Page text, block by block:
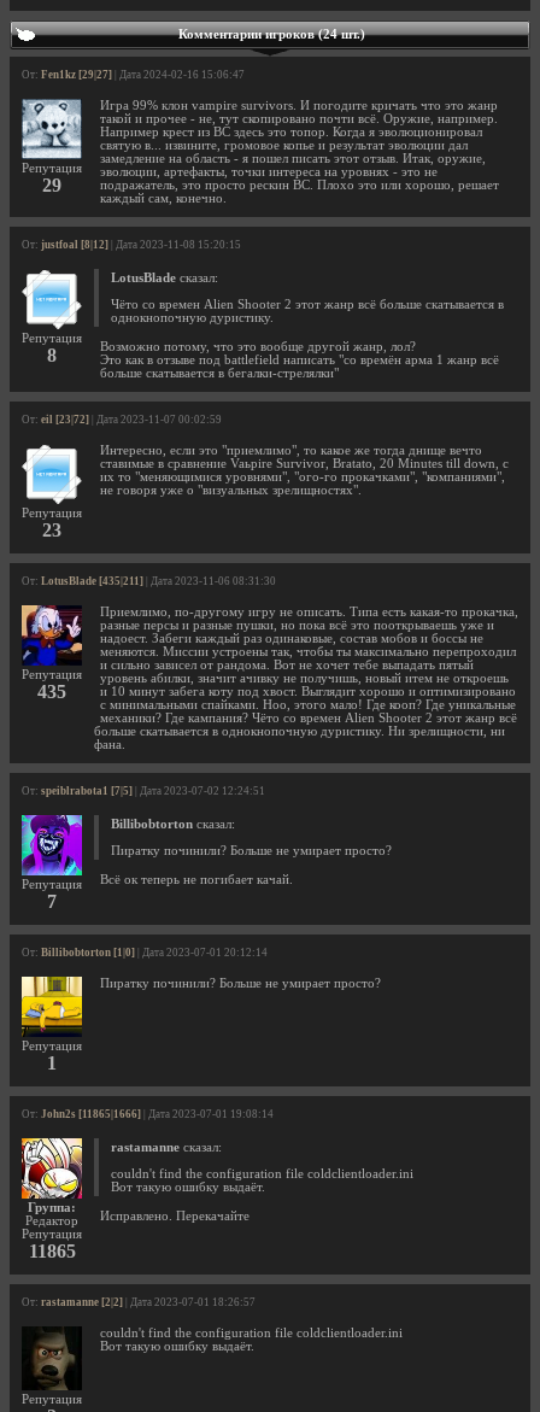
Комментарии игроков (24 шт.)
От: Fen1kz [29|27] | Дата 2024-02-16 15:06:47
Репутация
29
Игра 99% клон vampire survivors. И погодите кричать что это жанр
такой и прочее - не, тут скопировано почти всё. Оружие, например.
Например крест из ВС здесь это топор. Когда я эволюционировал
святую в... извините, громовое копье и результат эволюции дал
замедление на область - я пошел писать этот отзыв. Итак, оружие,
эволюции, артефакты, точки интереса на уровнях - это не
подражатель, это просто рескин ВС. Плохо это или хорошо, решает
каждый сам, конечно.
От: justfoal [8|12] | Дата 2023-11-08 15:20:15
Репутация
8
LotusBlade сказал:
Чёто со времен Alien Shooter 2 этот жанр всё больше скатывается в
однокнопочную дуристику.
Возможно потому, что это вообще другой жанр, лол?
Это как в отзыве под battlefield написать "со времён арма 1 жанр всё
больше скатывается в бегалки-стрелялки"
От: eil [23|72] | Дата 2023-11-07 00:02:59
Репутация
23
Интересно, если это "приемлимо", то какое же тогда днище вечто
ставимые в сравнение Vaьpire Survivor, Bratato, 20 Minutes till down, с
их то "меняющимися уровнями", "ого-го прокачками", "компаниями",
не говоря уже о "визуальных зрелищностях".
От: LotusBlade [435|211] | Дата 2023-11-06 08:31:30
Репутация
435
Приемлимо, по-другому игру не описать. Типа есть какая-то прокачка,
разные персы и разные пушки, но пока всё это пооткрываешь уже и
надоест. Забеги каждый раз одинаковые, состав мобов и боссы не
меняются. Миссии устроены так, чтобы ты максимально перепроходил
и сильно зависел от рандома. Вот не хочет тебе выпадать пятый
уровень абилки, значит ачивку не получишь, новый итем не откроешь
и 10 минут забега коту под хвост. Выглядит хорошо и оптимизировано
с минимальными спайками. Ноо, этого мало! Где кооп? Где уникальные
механики? Где кампания? Чёто со времен Alien Shooter 2 этот жанр всё
больше скатывается в однокнопочную дуристику. Ни зрелищности, ни
фана.
От: speiblrabota1 [7|5] | Дата 2023-07-02 12:24:51
Репутация
7
Billibobtorton сказал:
Пиратку починили? Больше не умирает просто?
Всё ок теперь не погибает качай.
От: Billibobtorton [1|0] | Дата 2023-07-01 20:12:14
Репутация
1
Пиратку починили? Больше не умирает просто?
От: John2s [11865|1666] | Дата 2023-07-01 19:08:14
Группа:
Редактор
Репутация
11865
rastamanne сказал:
couldn't find the configuration file coldclientloader.ini
Вот такую ошибку выдаёт.
Исправлено. Перекачайте
От: rastamanne [2|2] | Дата 2023-07-01 18:26:57
Репутация
couldn't find the configuration file coldclientloader.ini
Вот такую ошибку выдаёт.